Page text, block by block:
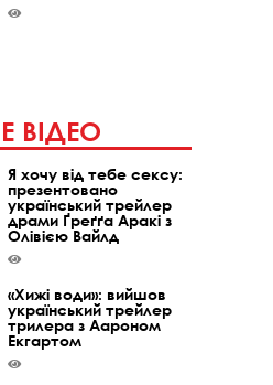
ВІДЕО
Я хочу від тебе сексу:
презентовано
український трейлер
драми Ґреґґа Аракі з
Олівією Вайлд
«Хижі води»: вийшов
український трейлер
трилера з Аароном
Екгартом